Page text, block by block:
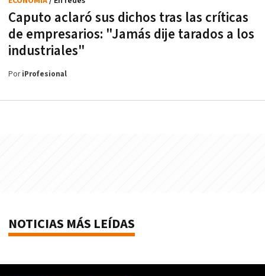
Caputo aclaró sus dichos tras las críticas
de empresarios: "Jamás dije tarados a los
industriales"
PoriProfesional
NOTICIAS MÁS LEÍDAS